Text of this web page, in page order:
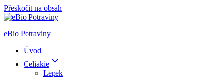
Přeskočit na obsah
eBio Potraviny
Úvod
Celiakie
Lepek